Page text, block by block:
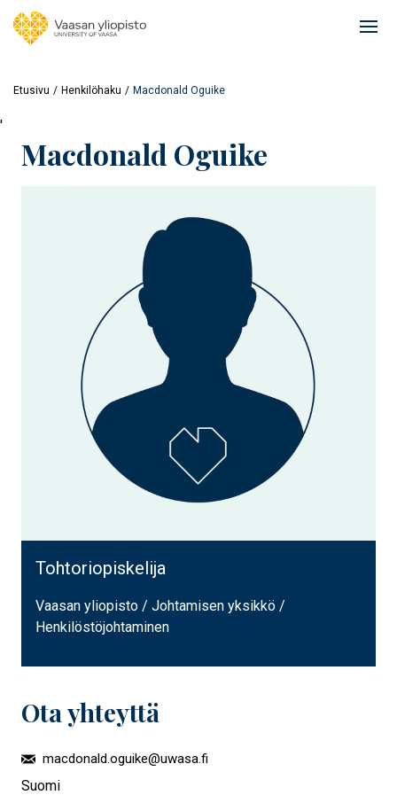
Etusivu Henkilöhaku Macdonald Oguike
'
Macdonald Oguike
Tohtoriopiskelija
Vaasan yliopisto / Johtamisen yksikkö /
Henkilöstöjohtaminen
Ota yhteyttä
macdonald.oguike@uwasa.fi
Suomi